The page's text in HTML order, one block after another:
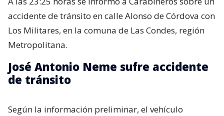
accidente de tránsito en calle Alonso de Córdova con
Los Militares, en la comuna de Las Condes, región
Metropolitana.
José Antonio Neme sufre accidente
de tránsito
Según la información preliminar, el vehículo